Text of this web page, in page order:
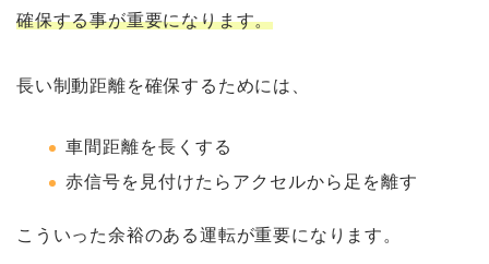
確保する事が重要になります。
長い制動距離を確保するためには、
車間距離を長くする
赤信号を見付けたらアクセルから足を離す
こういった余裕のある運転が重要になります。